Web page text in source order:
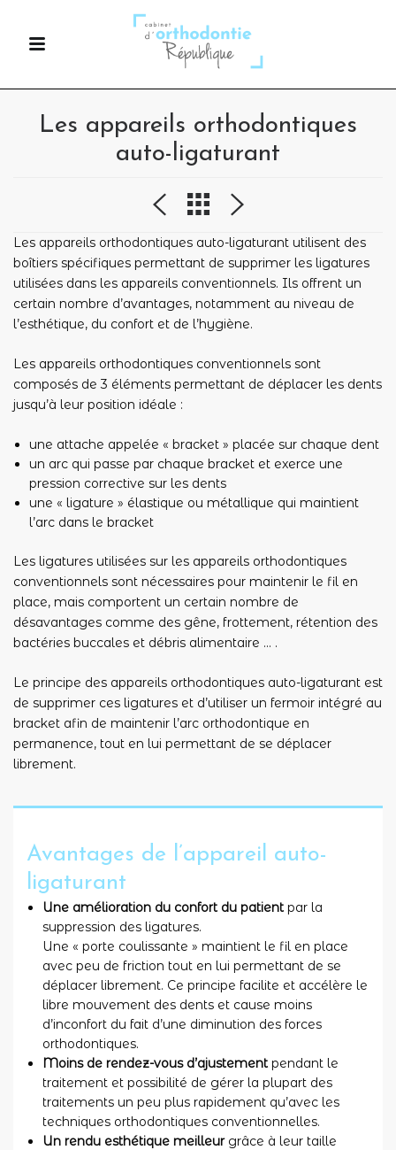
Les appareils orthodontiques
auto-ligaturant
Les appareils orthodontiques auto-ligaturant utilisent des
boîtiers spécifiques permettant de supprimer les ligatures
utilisées dans les appareils conventionnels. Ils offrent un
certain nombre d’avantages, notamment au niveau de
l’esthétique, du confort et de l’hygiène.
Les appareils orthodontiques conventionnels sont
composés de 3 éléments permettant de déplacer les dents
jusqu’à leur position idéale :
une attache appelée « bracket » placée sur chaque dent
un arc qui passe par chaque bracket et exerce une
pression corrective sur les dents
une « ligature » élastique ou métallique qui maintient
l’arc dans le bracket
Les ligatures utilisées sur les appareils orthodontiques
conventionnels sont nécessaires pour maintenir le fil en
place, mais comportent un certain nombre de
désavantages comme des gêne, frottement, rétention des
bactéries buccales et débris alimentaire … .
Le principe des appareils orthodontiques auto-ligaturant est
de supprimer ces ligatures et d’utiliser un fermoir intégré au
bracket afin de maintenir l’arc orthodontique en
permanence, tout en lui permettant de se déplacer
librement.
Avantages de l’appareil auto-
ligaturant
Une amélioration du confort du patient par la
suppression des ligatures.
Une « porte coulissante » maintient le fil en place
avec peu de friction tout en lui permettant de se
déplacer librement. Ce principe facilite et accélère le
libre mouvement des dents et cause moins
d’inconfort du fait d’une diminution des forces
orthodontiques.
Moins de rendez-vous d’ajustement pendant le
traitement et possibilité de gérer la plupart des
traitements un peu plus rapidement qu’avec les
techniques orthodontiques conventionnelles.
Un rendu esthétique meilleurgrâce à leur taille